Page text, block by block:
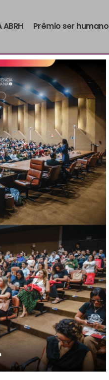
ABRH Prêmio ser humano